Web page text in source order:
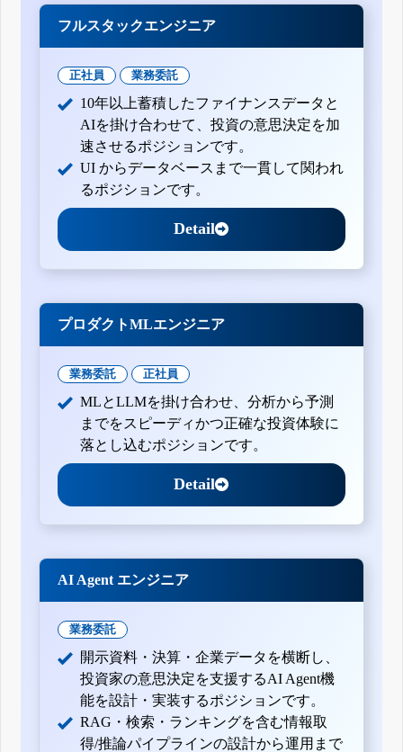
フルスタックエンジニア
正社員 業務委託
10年以上蓄積したファイナンスデータと
AIを掛け合わせて、投資の意思決定を加
速させるポジションです。
UI からデータベースまで一貫して関われ
るポジションです。
Detail
プロダクトMLエンジニア
業務委託 正社員
MLとLLMを掛け合わせ、分析から予測
までをスピーディかつ正確な投資体験に
落とし込むポジションです。
Detail
AI Agent エンジニア
業務委託
開示資料・決算・企業データを横断し、
投資家の意思決定を支援するAI Agent機
能を設計・実装するポジションです。
RAG・検索・ランキングを含む情報取
得/推論パイプラインの設計から運用まで